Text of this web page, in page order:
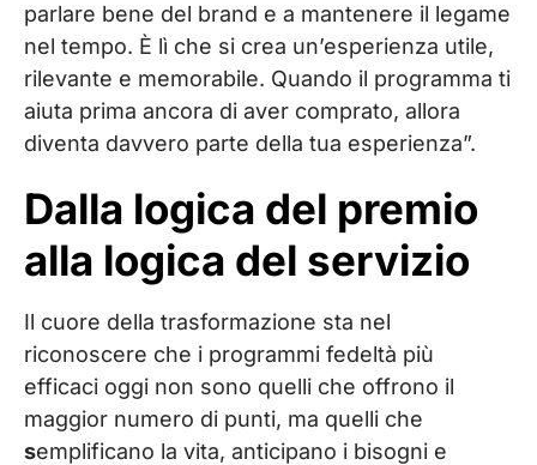
parlare bene del brand e a mantenere il legame
nel tempo. È lì che si crea un’esperienza utile,
rilevante e memorabile. Quando il programma ti
aiuta prima ancora di aver comprato, allora
diventa davvero parte della tua esperienza”.
Dalla logica del premio
alla logica del servizio
Il cuore della trasformazione sta nel
riconoscere che i programmi fedeltà più
efficaci oggi non sono quelli che offrono il
maggior numero di punti, ma quelli che
semplificano la vita, anticipano i bisogni e